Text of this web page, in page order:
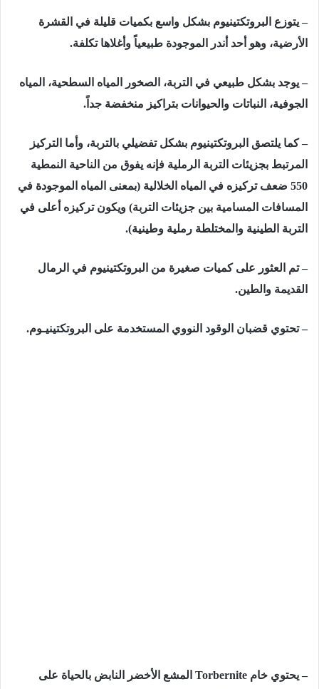
– يتوزع البروتكتينيوم بشكل واسع بكميات قليلة في القشرة
الأرضية، وهو أحد أندر الموجودة طبيعياً وأغلاها تكلفة.
– يوجد بشكل طبيعي في التربة، الصخور المياه السطحية، المياه
الجوفية، النباتات والحيوانات بتراكيز منخفضة جداً.
– كما يلتصق البروتكتينيوم بشكل تفضيلي بالتربة، وأما التركيز
المرتبط بجزيئات التربة الرملية فإنه يفوق من الناحية النمطية
550 ضعف تركيزه في المياه الخلالية (بمعنى المياه الموجودة في
المسافات المسامية بين جزيئات التربة) ويكون تركيزه أعلى في
التربة الطينية والمختلطة رملية وطينية).
– تم العثور على كميات صغيرة من البروتكتينيوم في الرمال
القديمة والطين.
– تحتوي قضبان الوقود النووي المستخدمة على البروتكتينيـوم.
– يحتوي خام Torbernite المشع الأخضر النابض بالحياة على